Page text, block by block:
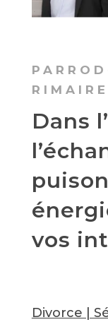
RIMAIRE
Dans
vos
Divorce |